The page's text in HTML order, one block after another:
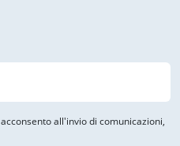
all'invio di comunicazioni,